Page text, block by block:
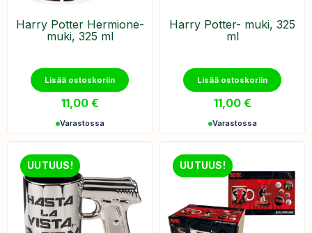
Harry Potter Hermione-
muki, 325 ml
Lisää ostoskoriin
11,00 €
Varastossa
Harry Potter- muki, 325
ml
Lisää ostoskoriin
11,00 €
Varastossa
UUTUUS! UUTUUS!